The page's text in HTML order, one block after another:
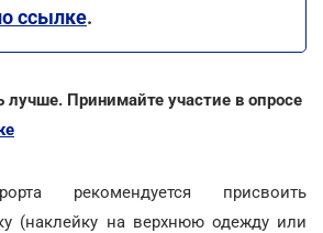
ссылке.
лучше. Принимайте участие в опросе
рекомендуется присвоить
(наклейку на верхнюю одежду или